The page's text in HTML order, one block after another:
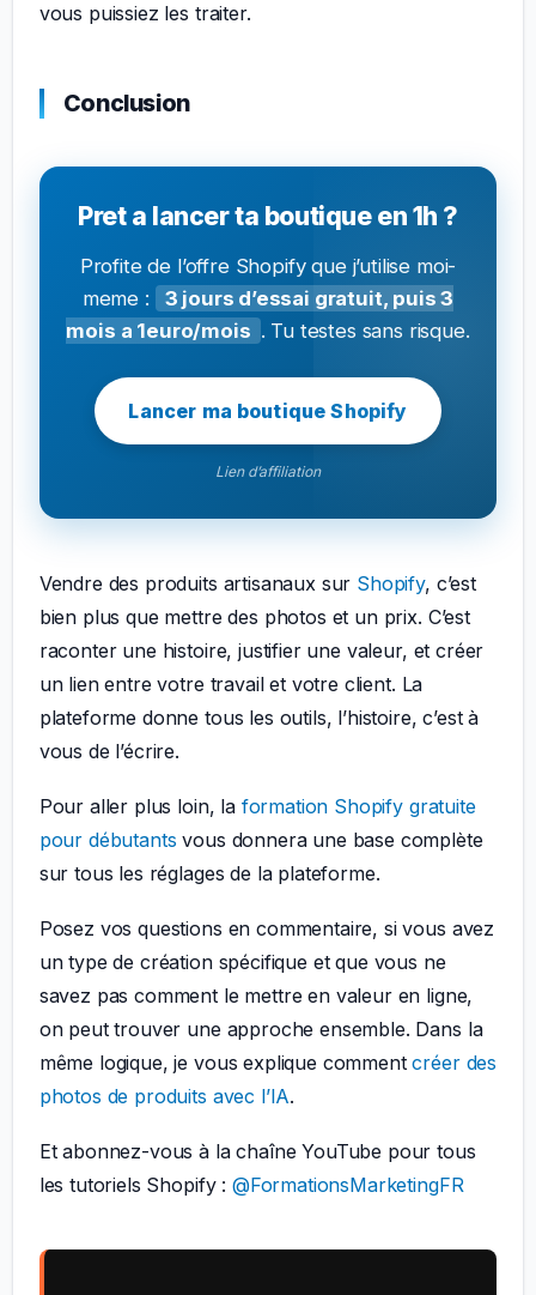
vous puissiez les traiter.
Conclusion
Pret a lancer ta boutique en 1h ?
Profite de l’offre Shopify que j’utilise moi-
meme :
3 jours d’essai gratuit, puis 3
mois a 1euro/mois . Tu testes sans risque.
Lancer ma boutique Shopify
Lien d’affiliation
Vendre des produits artisanaux sur Shopify, c’est
bien plus que mettre des photos et un prix. C’est
raconter une histoire, justifier une valeur, et créer
un lien entre votre travail et votre client. La
plateforme donne tous les outils, l’histoire, c’est à
vous de l’écrire.
Pour aller plus loin, la formation Shopify gratuite
pour débutants vous donnera une base complète
sur tous les réglages de la plateforme.
Posez vos questions en commentaire, si vous avez
un type de création spécifique et que vous ne
savez pas comment le mettre en valeur en ligne,
on peut trouver une approche ensemble. Dans la
même logique, je vous explique commentcréer des
photos de produits avec l’IA.
Et abonnez-vous à la chaîne YouTube pour tous
les tutoriels Shopify : @FormationsMarketingFR